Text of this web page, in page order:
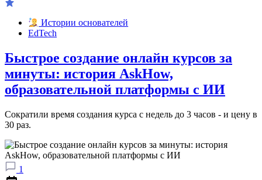
Истории основателей
EdTech
Быстрое создание онлайн курсов за
минуты: история AskHow,
образовательной платформы с ИИ
Сократили время создания курса с недель до 3 часов - и цену в
30 раз.
1